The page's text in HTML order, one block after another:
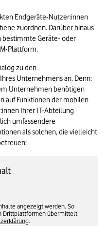
Endgeräte-Nutzer:innen
zuordnen. Darüber hinaus
bestimmte Geräte- oder
Plattform.
zu den
Unternehmens an. Denn:
Unternehmen benötigen
auf Funktionen der mobilen
Ihrer IT-Abteilung
umfassendere
als solchen, die vielleicht
angezeigt werden. So
Drittplattformen übermittelt
.